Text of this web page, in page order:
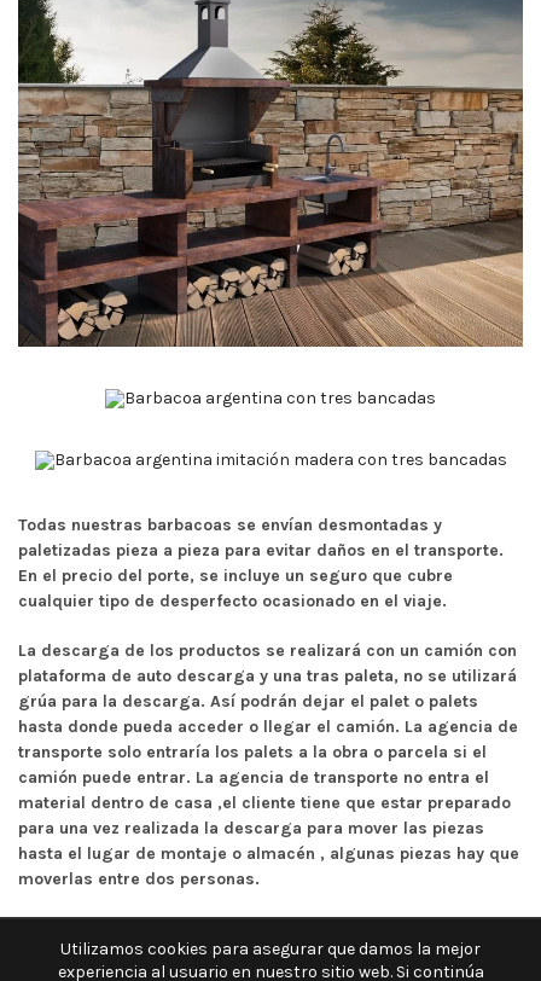
Todas nuestras barbacoas se envían desmontadas y
paletizadas pieza a pieza para evitar daños en el transporte.
En el precio del porte, se incluye un seguro que cubre
cualquier tipo de desperfecto ocasionado en el viaje.
La descarga de los productos se realizará con un camión con
plataforma de auto descarga y una tras paleta, no se utilizará
grúa para la descarga. Así podrán dejar el palet o palets
hasta donde pueda acceder o llegar el camión. La agencia de
transporte solo entraría los palets a la obra o parcela si el
camión puede entrar. La agencia de transporte no entra el
material dentro de casa ,el cliente tiene que estar preparado
para una vez realizada la descarga para mover las piezas
hasta el lugar de montaje o almacén , algunas piezas hay que
moverlas entre dos personas.
Utilizamos cookies para asegurar que damos la mejor
experiencia al usuario en nuestro sitio web. Si continúa